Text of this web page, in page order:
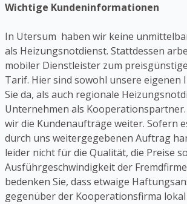
Wichtige Kundeninformationen
In Utersum haben wir keine
als Heizungsnotdienst. Stattdessen
mobiler Dienstleister zum
Tarif. Hier sind sowohl unsere
Sie da, als auch regionale
Unternehmen als Kooperationspartner.
wir die Kundenaufträge weiter. Sofern
durch uns weitergegebenen Auftrag
leider nicht für die Qualität, die Preise
Ausführgeschwindigkeit der
bedenken Sie, dass etwaige
gegenüber der Kooperationsfirma lokal